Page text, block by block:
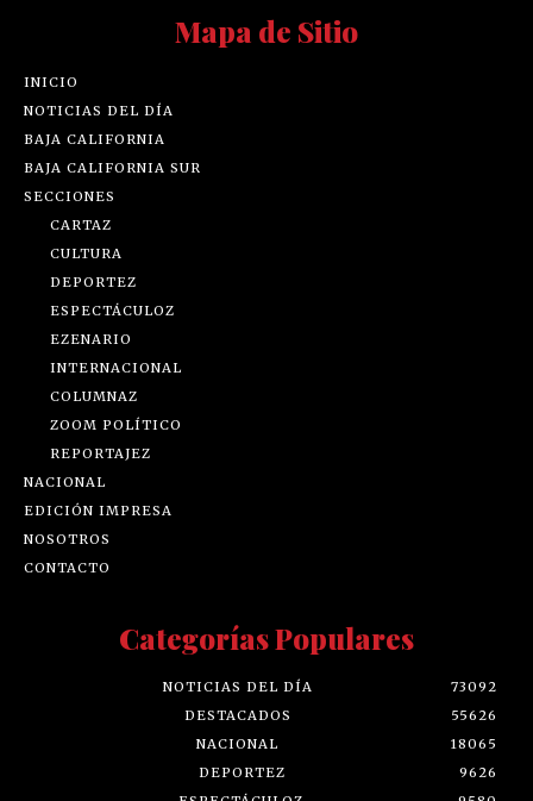
Mapa de Sitio
INICIO
NOTICIAS DEL DÍA
BAJA CALIFORNIA
BAJA CALIFORNIA SUR
SECCIONES
CARTAZ
CULTURA
DEPORTEZ
ESPECTÁCULOZ
EZENARIO
INTERNACIONAL
COLUMNAZ
ZOOM POLÍTICO
REPORTAJEZ
NACIONAL
EDICIÓN IMPRESA
NOSOTROS
CONTACTO
Categorías Populares
NOTICIAS DEL DÍA
73092
DESTACADOS
55626
NACIONAL
18065
DEPORTEZ
9626